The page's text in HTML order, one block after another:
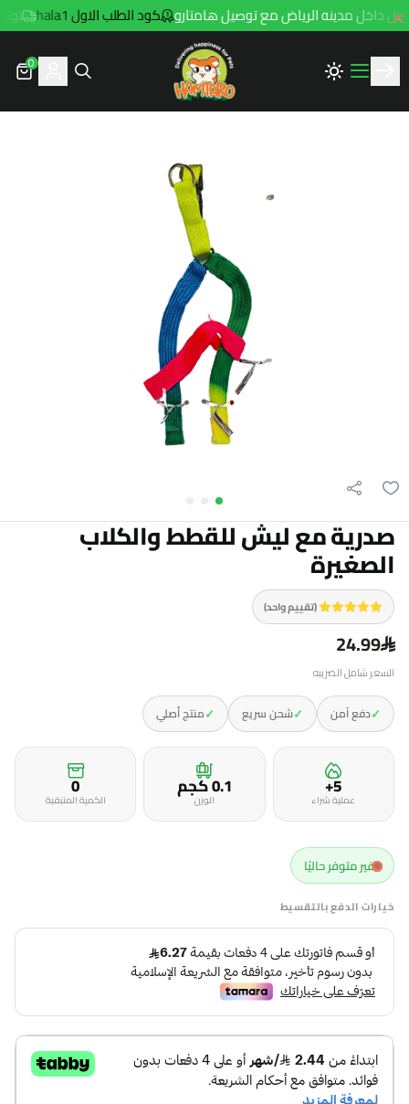
كود الطلب الاول hala1 توصيل
Hamtaro
0
صدرية مع ليش للقطط والكلاب
الصغيرة
(تقييم واحد)
24.99
السعر شامل الضريبه
✓دفع آمن ✓شحن سريع ✓منتج أصلي
5+
عملية شراء 0.1 كجمالوزن 0
الكمية المتبقية
غير متوفر حاليًا
خيارات الدفع بالتقسيط